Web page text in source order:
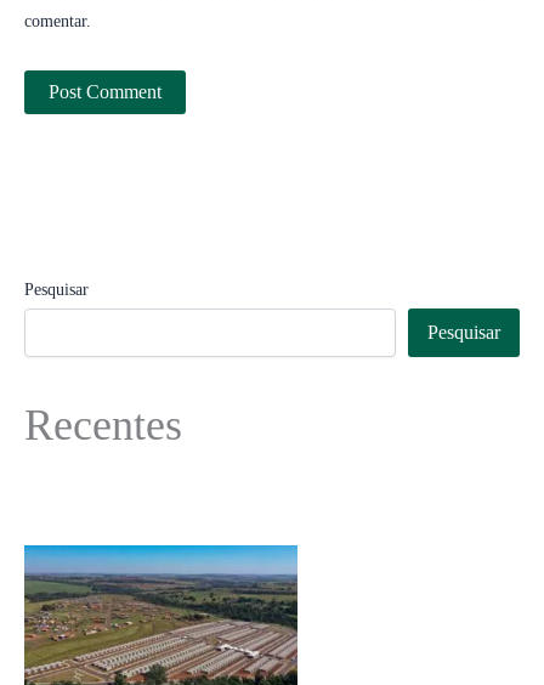
comentar.
Pesquisar
Pesquisar
Recentes